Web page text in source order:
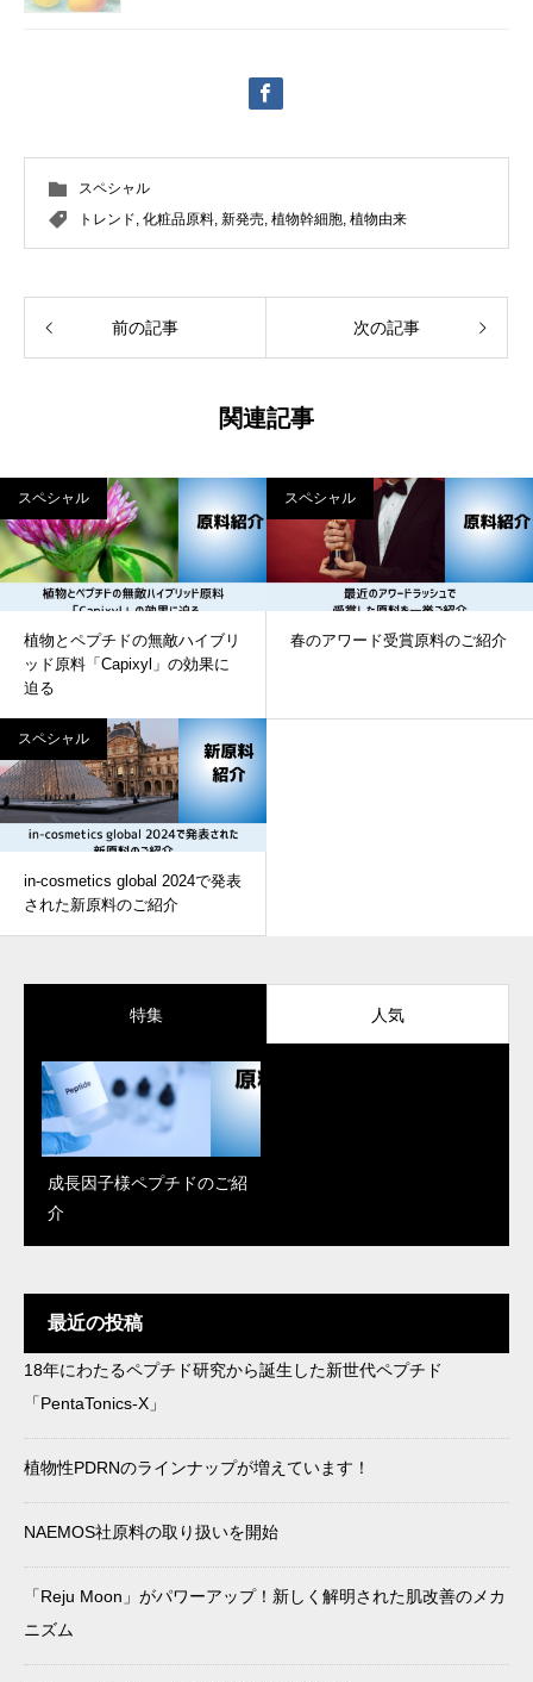
スペシャル
トレンド 化粧品原料 新発売 植物幹細胞 植物由来
前の記事 次の記事
関連記事
スペシャル
植物とペプチドの無敵ハイブリ
ッド原料「Capixyl」の効果に
迫る
スペシャル
春のアワード受賞原料のご紹介
スペシャル
in-cosmetics global 2024で発表
された新原料のご紹介
特集 人気
成長因子様ペプチドのご紹
介
「Reju Moon」がパワーア
ップ！新しく解明された肌
改善のメカニズム
題の成分、何を選べばい
最近の投稿
18年にわたるペプチド研究から誕生した新世代ペプチド
「PentaTonics-X」
植物性PDRNのラインナップが増えています！
NAEMOS社原料の取り扱いを開始
「Reju Moon」がパワーアップ！新しく解明された肌改善のメカ
ニズム